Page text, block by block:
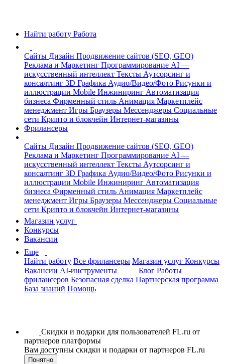
Найти работу Работа
Сайты Дизайн Продвижение сайтов (SEO, GEO)
Реклама и Маркетинг Программирование AI —
искусственный интеллект Тексты Аутсорсинг и
консалтинг 3D Графика Аудио/Видео/Фото Рисунки и
иллюстрации Mobile Инжиниринг Автоматизация
бизнеса Фирменный стиль Анимация Маркетплейс
менеджмент Игры Браузеры Мессенджеры Социальные
сети Крипто и блокчейн Интернет-магазины
Фрилансеры
Сайты Дизайн Продвижение сайтов (SEO, GEO)
Реклама и Маркетинг Программирование AI —
искусственный интеллект Тексты Аутсорсинг и
консалтинг 3D Графика Аудио/Видео/Фото Рисунки и
иллюстрации Mobile Инжиниринг Автоматизация
бизнеса Фирменный стиль Анимация Маркетплейс
менеджмент Игры Браузеры Мессенджеры Социальные
сети Крипто и блокчейн Интернет-магазины
Магазин услуг
Конкурсы
Вакансии
Еще
Найти работу Все фрилансеры Магазин услуг Конкурсы
Вакансии AI-инструменты Блог Работы
фрилансеров Безопасная сделка Партнерская программа
База знаний Помощь
Скидки и подарки для пользователей FL.ru от
партнеров платформы
Вам доступны скидки и подарки от партнеров FL.ru
Понятно